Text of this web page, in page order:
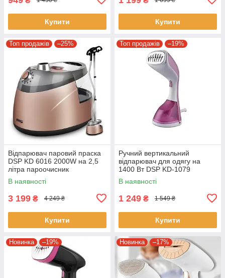
Купити Купити
Топ продажів –25%
Відпарювач паровий праска
DSP KD 6016 2000W на 2,5
літра пароочисник
електричний
В наявності
3 199 ₴ 4 249 ₴
Купити
Топ продажів –19%
Ручний вертикальний
відпарювач для одягу на
1400 Вт DSP KD-1079
Рожевий
В наявності
1 249 ₴ 1 549 ₴
Купити
Новинка –19% Новинка –17%